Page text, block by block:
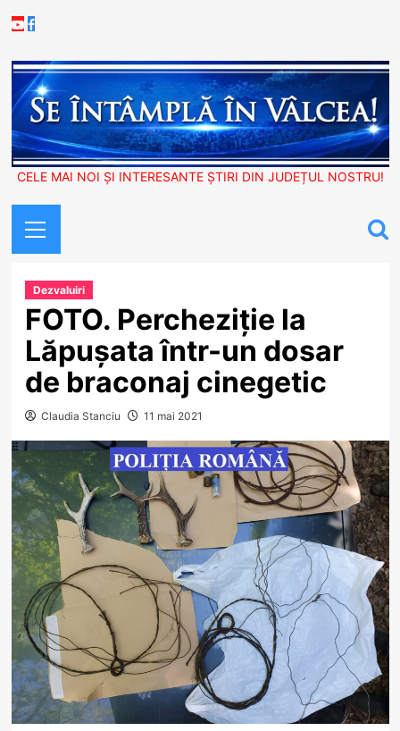
to
Youtube
Facebook
CELE MAI NOI ȘI INTERESANTE ȘTIRI DIN JUDEȚUL NOSTRU!
Menu
Dezvaluiri
FOTO. Percheziție la
Lăpușata într-un dosar
de braconaj cinegetic
Claudia Stanciu 11 mai 2021